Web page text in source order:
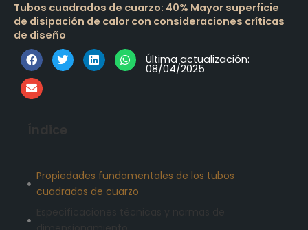
Tubos cuadrados de cuarzo: 40% Mayor superficie
de disipación de calor con consideraciones críticas
de diseño
Última actualización:
08/04/2025
Propiedades fundamentales de los tubos
cuadrados de cuarzo